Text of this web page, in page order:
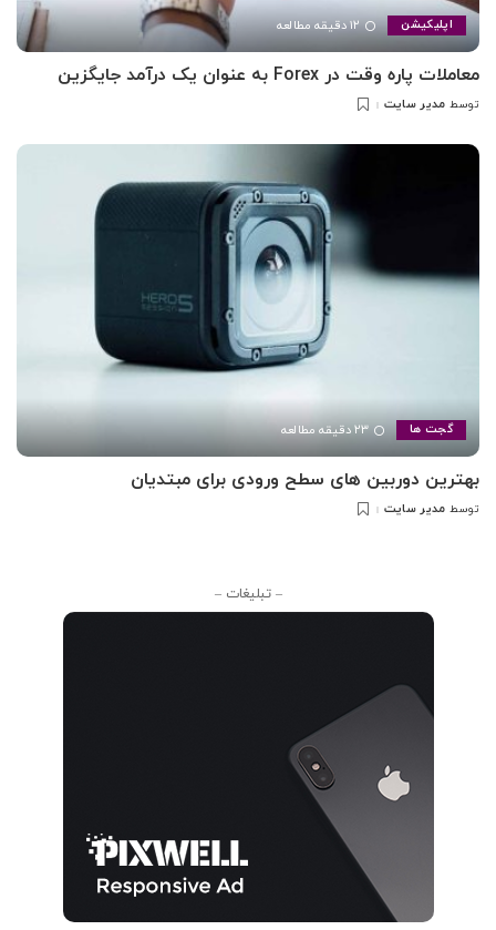
اپلیکیشن ۱۲ دقیقه مطالعه
معاملات پاره وقت در Forex به عنوان یک درآمد جایگزین
ارسال
توسط مدیر سایت
گجت ها ۲۳ دقیقه مطالعه
بهترین دوربین های سطح ورودی برای مبتدیان
ارسال
توسط مدیر سایت
– تبلیغات –